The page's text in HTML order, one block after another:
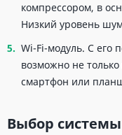
компрессором, в
Низкий уровень
Wi-Fi-модуль. С его
возможно не
смартфон или
Выбор